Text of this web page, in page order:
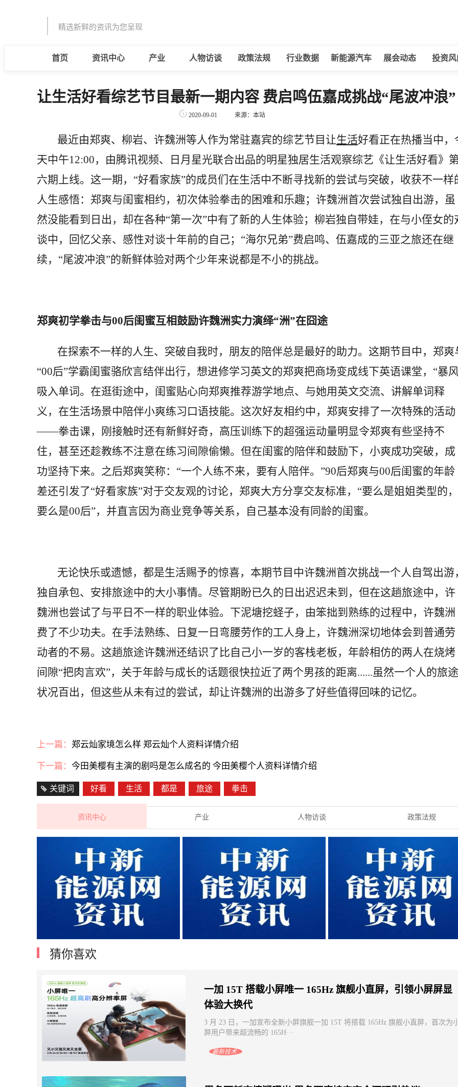
精选新鲜的资讯为您呈现
首页 资讯中心 产业 人物访谈 政策法规 行业数据 新能源汽车 展会动态 投资风
让生活好看综艺节目最新一期内容 费启鸣伍嘉成挑战“尾波冲浪”
2020-09-01 来源：本站
最近由郑爽、柳岩、许魏洲等人作为常驻嘉宾的综艺节目让生活好看正在热播当中，
天中午12:00，由腾讯视频、日月星光联合出品的明星独居生活观察综艺《让生活好看》
六期上线。这一期，“好看家族”的成员们在生活中不断寻找新的尝试与突破，收获不一样
人生感悟：郑爽与闺蜜相约，初次体验拳击的困难和乐趣；许魏洲首次尝试独自出游，虽
然没能看到日出，却在各种“第一次”中有了新的人生体验；柳岩独自带娃，在与小侄女的
谈中，回忆父亲、感性对谈十年前的自己；“海尔兄弟”费启鸣、伍嘉成的三亚之旅还在继
续，“尾波冲浪”的新鲜体验对两个少年来说都是不小的挑战。
郑爽初学拳击与00后闺蜜互相鼓励许魏洲实力演绎“洲”在囧途
在探索不一样的人生、突破自我时，朋友的陪伴总是最好的助力。这期节目中，郑爽
“00后”学霸闺蜜骆欣言结伴出行，想进修学习英文的郑爽把商场变成线下英语课堂，“暴
吸入单词。在逛街途中，闺蜜贴心向郑爽推荐游学地点、与她用英文交流、讲解单词释
义，在生活场景中陪伴小爽练习口语技能。这次好友相约中，郑爽安排了一次特殊的活动
——拳击课，刚接触时还有新鲜好奇，高压训练下的超强运动量明显令郑爽有些坚持不
住，甚至还趁教练不注意在练习间隙偷懒。但在闺蜜的陪伴和鼓励下，小爽成功突破，成
功坚持下来。之后郑爽笑称：“一个人练不来，要有人陪伴。”90后郑爽与00后闺蜜的年龄
差还引发了“好看家族”对于交友观的讨论，郑爽大方分享交友标准，“要么是姐姐类型的，
要么是00后”，并直言因为商业竞争等关系，自己基本没有同龄的闺蜜。
无论快乐或遗憾，都是生活赐予的惊喜，本期节目中许魏洲首次挑战一个人自驾出游
独自承包、安排旅途中的大小事情。尽管期盼已久的日出迟迟未到，但在这趟旅途中，许
魏洲也尝试了与平日不一样的职业体验。下泥塘挖蛏子，由笨拙到熟练的过程中，许魏洲
费了不少功夫。在手法熟练、日复一日弯腰劳作的工人身上，许魏洲深切地体会到普通劳
动者的不易。这趟旅途许魏洲还结识了比自己小一岁的客栈老板，年龄相仿的两人在烧烤
间隙“把肉言欢”，关于年龄与成长的话题很快拉近了两个男孩的距离......虽然一个人的旅途
状况百出，但这些从未有过的尝试，却让许魏洲的出游多了好些值得回味的记忆。
上一篇： 郑云灿家境怎么样 郑云灿个人资料详情介绍
下一篇： 今田美樱有主演的剧吗是怎么成名的 今田美樱个人资料详情介绍
关键词 好看 生活 都是 旅途 拳击
资讯中心 产业 人物访谈 政策法规
十五五规划建议发布：持续提高新能源
替代
猜你喜欢
一加 15T 搭载小屏唯一 165Hz 旗舰小直屏，引领小屏屏显
体验大换代
3 月 23 日，一加宣布全新小屏旗舰一加 15T 将搭载 165Hz 旗舰小直屏，首次为
屏用户带来超流畅的 165H···
最新技术